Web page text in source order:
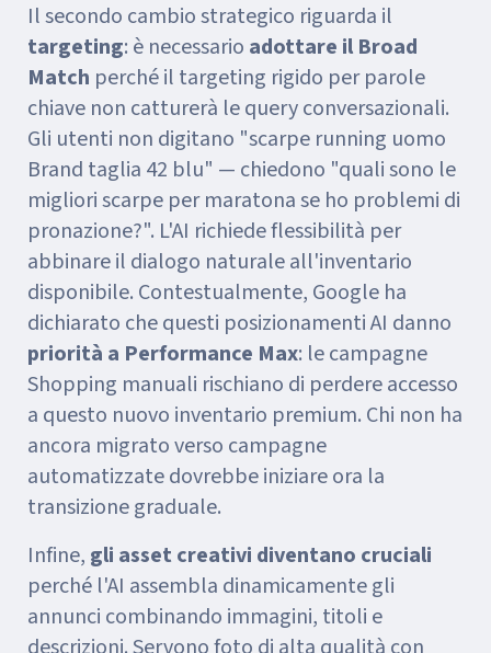
Il secondo cambio strategico riguarda il
targeting: è necessario adottare il Broad
Match perché il targeting rigido per parole
chiave non catturerà le query conversazionali.
Gli utenti non digitano "scarpe running uomo
Brand taglia 42 blu" — chiedono "quali sono le
migliori scarpe per maratona se ho problemi di
pronazione?". L'AI richiede flessibilità per
abbinare il dialogo naturale all'inventario
disponibile. Contestualmente, Google ha
dichiarato che questi posizionamenti AI danno
priorità a Performance Max: le campagne
Shopping manuali rischiano di perdere accesso
a questo nuovo inventario premium. Chi non ha
ancora migrato verso campagne
automatizzate dovrebbe iniziare ora la
transizione graduale.
Infine, gli asset creativi diventano cruciali
perché l'AI assembla dinamicamente gli
annunci combinando immagini, titoli e